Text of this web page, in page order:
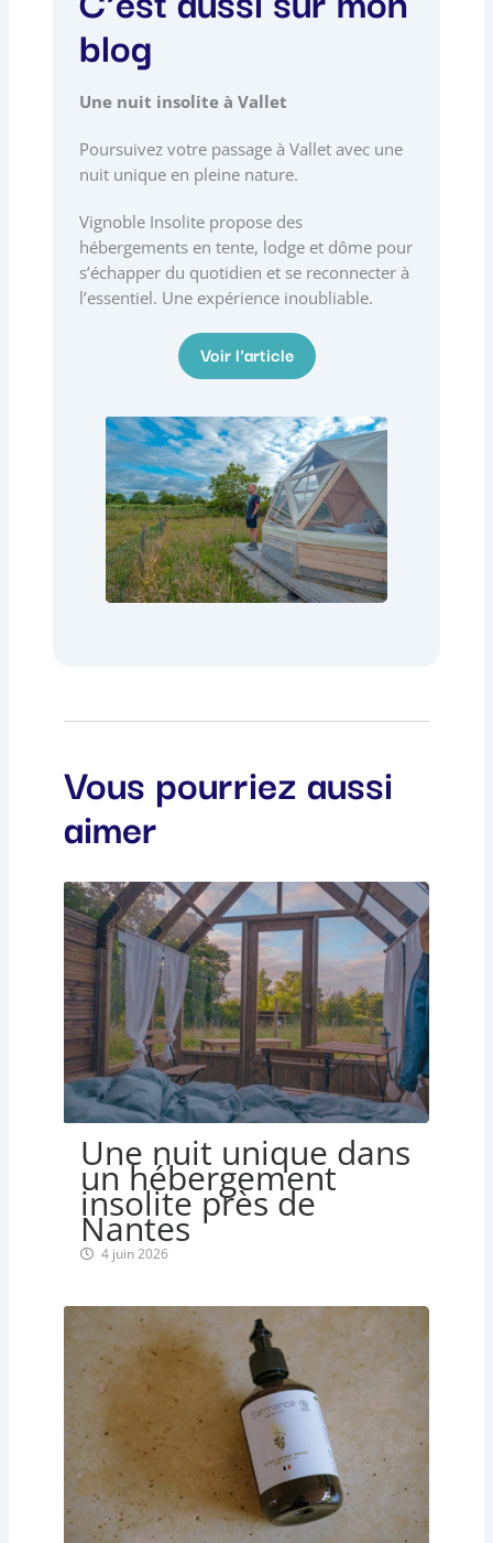
o
o
k a
m
n
blog
Une nuit insolite à Vallet
Poursuivez votre passage à Vallet avec une
nuit unique en pleine nature.
Vignoble Insolite propose des
hébergements en tente, lodge et dôme pour
s’échapper du quotidien et se reconnecter à
l’essentiel. Une expérience inoubliable.
Voir l'article
Vous pourriez aussi
aimer
Une nuit unique dans
un hébergement
insolite près de
Nantes
4 juin 2026